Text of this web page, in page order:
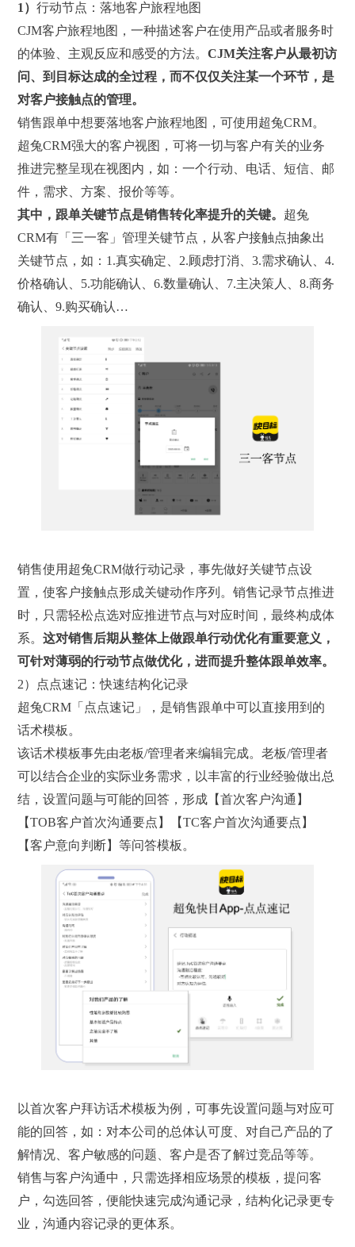
1）行动节点：落地客户旅程地图
CJM客户旅程地图，一种描述客户在使用产品或者服务时
的体验、主观反应和感受的方法。CJM关注客户从最初访
问、到目标达成的全过程，而不仅仅关注某一个环节，是
对客户接触点的管理。
销售跟单中想要落地客户旅程地图，可使用超兔CRM。
超兔CRM强大的客户视图，可将一切与客户有关的业务
推进完整呈现在视图内，如：一个行动、电话、短信、邮
件，需求、方案、报价等等。
其中， 跟单关键节点是销售转化率提升的关键。 超兔
CRM有「三一客」管理关键节点，从客户接触点抽象出
关键节点，如：1.真实确定、2.顾虑打消、3.需求确认、4.
价格确认、5.功能确认、6.数量确认、7.主决策人、8.商务
确认、9.购买确认…
销售使用超兔CRM做行动记录，事先做好关键节点设
置，使客户接触点形成关键动作序列。销售记录节点推进
时，只需轻松点选对应推进节点与对应时间，最终构成体
系。这对销售后期从整体上做跟单行动优化有重要意义，
可针对薄弱的行动节点做优化，进而提升整体跟单效率。
2）点点速记：快速结构化记录
超兔CRM「点点速记」，是销售跟单中可以直接用到的
话术模板。
该话术模板事先由老板/管理者来编辑完成。老板/管理者
可以结合企业的实际业务需求，以丰富的行业经验做出总
结，设置问题与可能的回答，形成【首次客户沟通】
【TOB客户首次沟通要点】【TC客户首次沟通要点】
【客户意向判断】等问答模板。
以首次客户拜访话术模板为例，可事先设置问题与对应可
能的回答，如：对本公司的总体认可度、对自己产品的了
解情况、客户敏感的问题、客户是否了解过竞品等等。
销售与客户沟通中，只需选择相应场景的模板，提问客
户，勾选回答，便能快速完成沟通记录，结构化记录更专
业，沟通内容记录的更体系。